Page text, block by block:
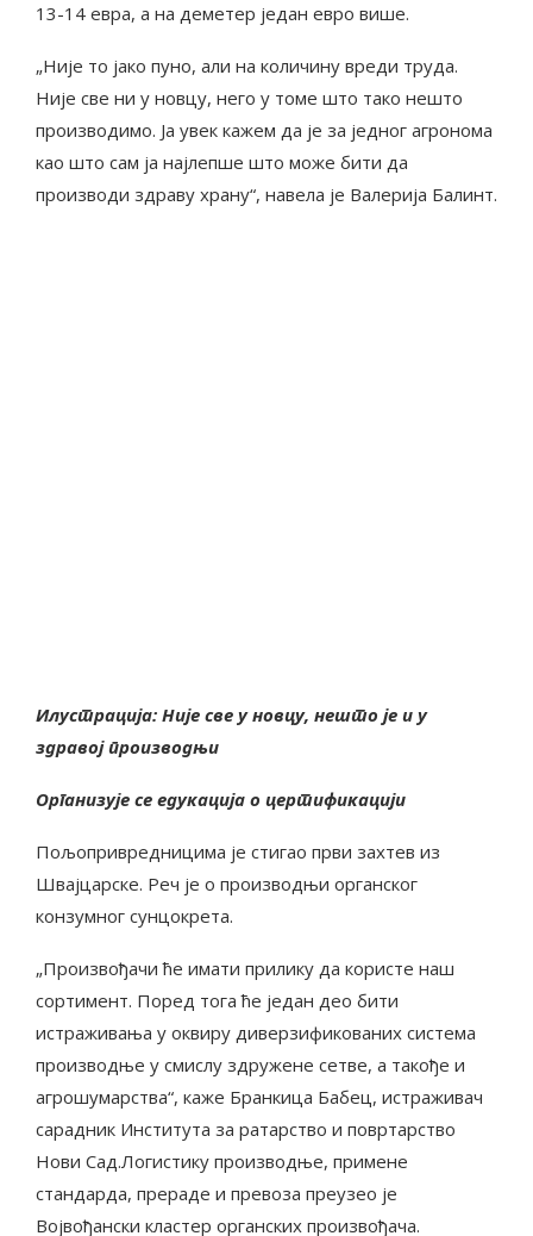
13-14 евра, а на деметер један евро више.
„Није то јако пуно, али на количину вреди труда.
Није све ни у новцу, него у томе што тако нешто
производимо. Ја увек кажем да је за једног агронома
као што сам ја најлепше што може бити да
производи здраву храну“, навела је Валерија Балинт.
Илустрација: Није све у новцу, нешто је и у
здравој производњи
Организује се едукација о цертификацији
Пољопривредницима је стигао први захтев из
Швајцарске. Реч је о производњи органског
конзумног сунцокрета.
„Произвођачи ће имати прилику да користе наш
сортимент. Поред тога ће један део бити
истраживања у оквиру диверзификованих система
производње у смислу здружене сетве, а такође и
агрошумарства“, каже Бранкица Бабец, истраживач
сарадник Института за ратарство и повртарство
Нови Сад.Логистику производње, примене
стандарда, прераде и превоза преузео је
Војвођански кластер органских произвођача.